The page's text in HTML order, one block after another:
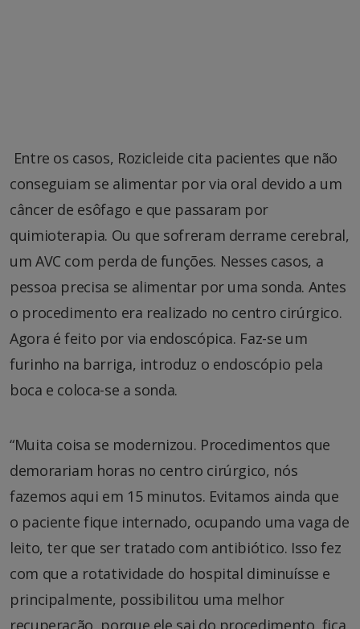
Entre os casos, Rozicleide cita pacientes que não
conseguiam se alimentar por via oral devido a um
câncer de esôfago e que passaram por
quimioterapia. Ou que sofreram derrame cerebral,
um AVC com perda de funções. Nesses casos, a
pessoa precisa se alimentar por uma sonda. Antes
o procedimento era realizado no centro cirúrgico.
Agora é feito por via endoscópica. Faz-se um
furinho na barriga, introduz o endoscópio pela
boca e coloca-se a sonda.
“Muita coisa se modernizou. Procedimentos que
demorariam horas no centro cirúrgico, nós
fazemos aqui em 15 minutos. Evitamos ainda que
o paciente fique internado, ocupando uma vaga de
leito, ter que ser tratado com antibiótico. Isso fez
com que a rotatividade do hospital diminuísse e
principalmente, possibilitou uma melhor
recuperação, porque ele sai do procedimento, fica